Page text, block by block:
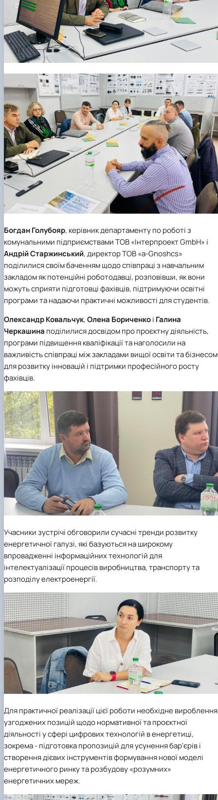
Богдан Голубояр, керівник департаменту по роботі з
комунальними підприємствамиТОВ «Інтерпроект GmbH» і
Андрій Старжинський, директорТОВ «a-Gnoshcs»
поділилися своїм баченням щодо співпраці з навчальним
закладом як потенційні роботодавці, розповівши, як вони
можуть сприяти підготовці фахівців, підтримуючи освітні
програми та надаючи практичні можливості для студентів.
Олександр Ковальчук,Олена Бориченкоі Галина
Черкашина поділилися досвідом про проєктну діяльність,
програми підвищення кваліфікації та наголосили на
важливість співпраці між закладами вищої освіти та бізнесом
для розвитку інновацій і підтримки професійного росту
фахівців.
Учасники зустрічі обговорили сучасні тренди розвитку
енергетичної галузі, які базуються на широкому
впровадженні інформаційних технологій для
інтелектуалізації процесів виробництва, транспорту та
розподілу електроенергії.
Для практичної реалізації цієї роботи необхідне вироблення
узгоджених позицій щодо нормативної та проєктної
діяльності у сфері цифрових технологій в енергетиці,
зокрема - підготовка пропозицій для усунення бар'єрів і
створення дієвих інструментів формування нової моделі
енергетичного ринку та розбудову «розумних»
енергетичних мереж.